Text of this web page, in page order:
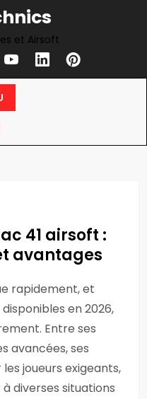
et Airsoft
41 airsoft :
avantages
rapidement, et
en 2026,
Entre ses
avancées, ses
joueurs exigeants,
diverses situations